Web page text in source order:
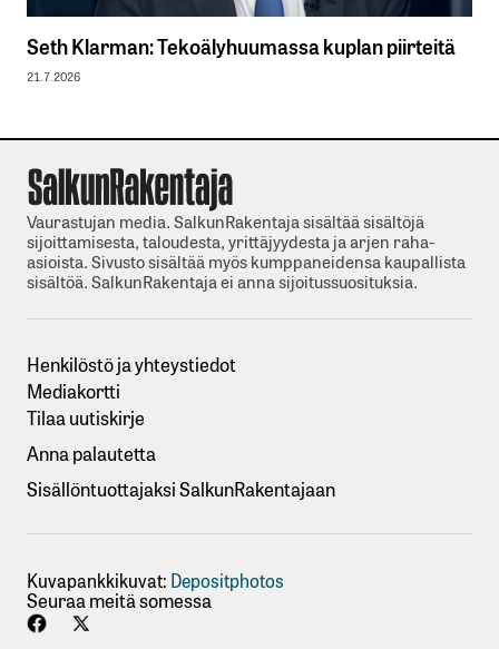
Seth Klarman: Tekoälyhuumassa kuplan piirteitä
21.7.2026
Vaurastujan media. SalkunRakentaja sisältää sisältöjä
sijoittamisesta, taloudesta, yrittäjyydesta ja arjen raha-
asioista. Sivusto sisältää myös kumppaneidensa kaupallista
sisältöä. SalkunRakentaja ei anna sijoitussuosituksia.
Henkilöstö ja yhteystiedot
Mediakortti
Tilaa uutiskirje
Anna palautetta
Sisällöntuottajaksi SalkunRakentajaan
Kuvapankkikuvat: Depositphotos
Seuraa meitä somessa